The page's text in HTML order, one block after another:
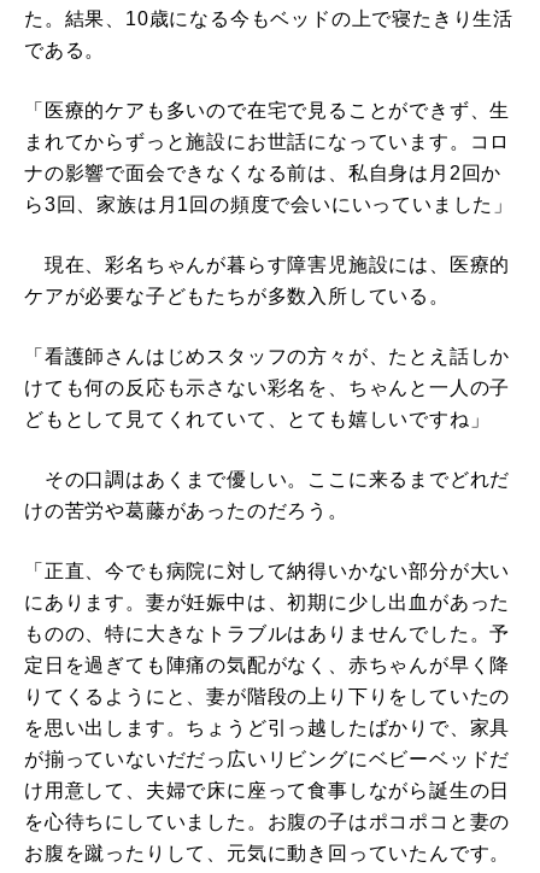
た。結果、10歳になる今もベッドの上で寝たきり生活
である。
「医療的ケアも多いので在宅で見ることができず、生
まれてからずっと施設にお世話になっています。コロ
ナの影響で面会できなくなる前は、私自身は月2回か
ら3回、家族は月1回の頻度で会いにいっていました」
現在、彩名ちゃんが暮らす障害児施設には、医療的
ケアが必要な子どもたちが多数入所している。
「看護師さんはじめスタッフの方々が、たとえ話しか
けても何の反応も示さない彩名を、ちゃんと一人の子
どもとして見てくれていて、とても嬉しいですね」
その口調はあくまで優しい。ここに来るまでどれだ
けの苦労や葛藤があったのだろう。
「正直、今でも病院に対して納得いかない部分が大い
にあります。妻が妊娠中は、初期に少し出血があった
ものの、特に大きなトラブルはありませんでした。予
定日を過ぎても陣痛の気配がなく、赤ちゃんが早く降
りてくるようにと、妻が階段の上り下りをしていたの
を思い出します。ちょうど引っ越したばかりで、家具
が揃っていないだだっ広いリビングにベビーベッドだ
け用意して、夫婦で床に座って食事しながら誕生の日
を心待ちにしていました。お腹の子はポコポコと妻の
お腹を蹴ったりして、元気に動き回っていたんです。